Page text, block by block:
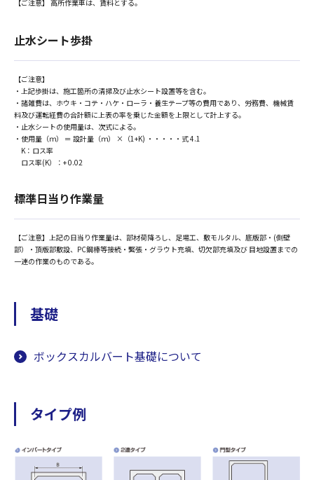
【ご注意】 高所作業車は、賃料とする。
止水シート歩掛
【ご注意】
・上記歩掛は、施工箇所の清掃及び止水シート設置等を含む。
・諸雑費は、ホウキ・コテ・ハケ・ローラ・養生テープ等の費用であり、労務費、機械賃
料及び運転経費の合計額に上表の率を乗じた金額を上限として計上する。
・止水シートの使用量は、次式による。
・使用量（ｍ） ＝ 設計量（ｍ） ×（1+K) ・・・・・式 4.1
K：ロス率
ロス率(K）：+ 0.02
標準日当り作業量
【ご注意】上記の日当り作業量は、部材荷降ろし、足場工、敷モルタル、底版部・(側壁
部）・頂版部敷設、PC鋼棒等接続・緊張・グラウト充填、切欠部充填及び 目地設置までの
一連の作業のものである。
基礎
ボックスカルバート基礎について
タイプ例